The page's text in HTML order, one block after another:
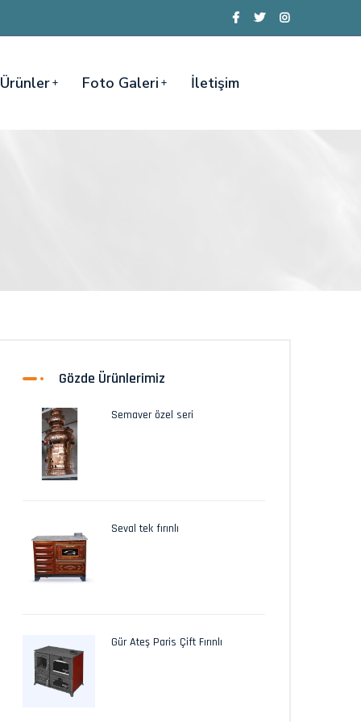
Ürünler Foto Galeri İletişim
Gözde Ürünlerimiz
Semaver özel seri
Seval tek fırınlı
Gür Ateş Paris Çift Fırınlı